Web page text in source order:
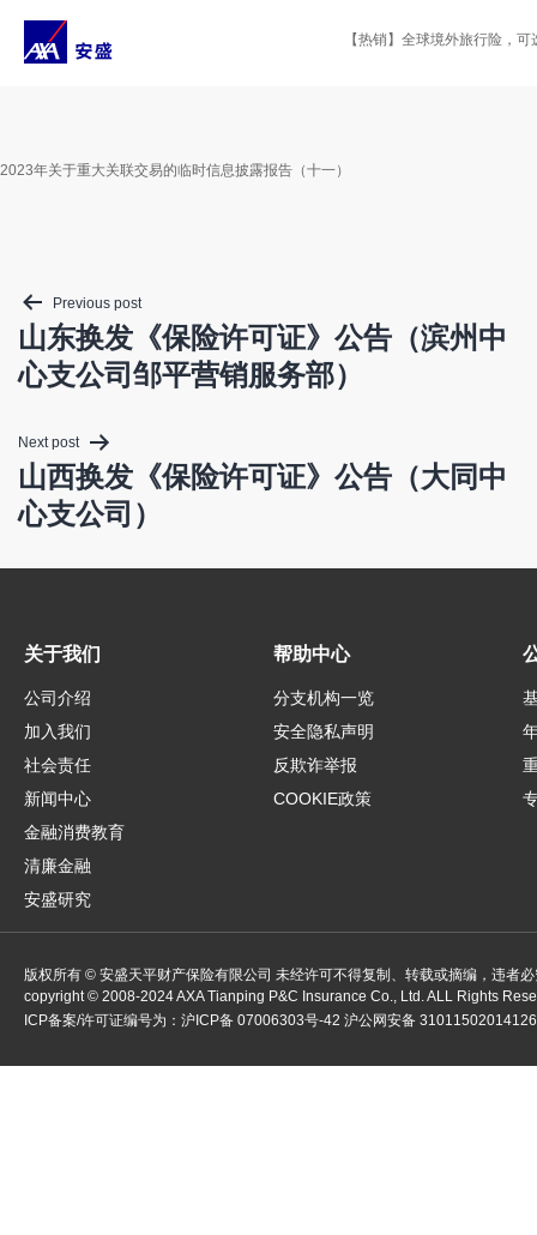
content
【热销】全球境外旅行险，可选
2023年关于重大关联交易的临时信息披露报告（十一）
Post
navigation
Previous post
山东换发《保险许可证》公告（滨州中
心支公司邹平营销服务部）
Next post
山西换发《保险许可证》公告（大同中
心支公司）
关于我们
公司介绍
加入我们
社会责任
新闻中心
金融消费教育
清廉金融
安盛研究
帮助中心
分支机构一览
安全隐私声明
反欺诈举报
COOKIE政策
版权所有 © 安盛天平财产保险有限公司 未经许可不得复制、转载或摘编，违者
copyright © 2008-2024AXA Tianping P&C Insurance Co., Ltd. ALL Rights
ICP备案/许可证编号为： 沪ICP备 07006303号-42 沪公网安备